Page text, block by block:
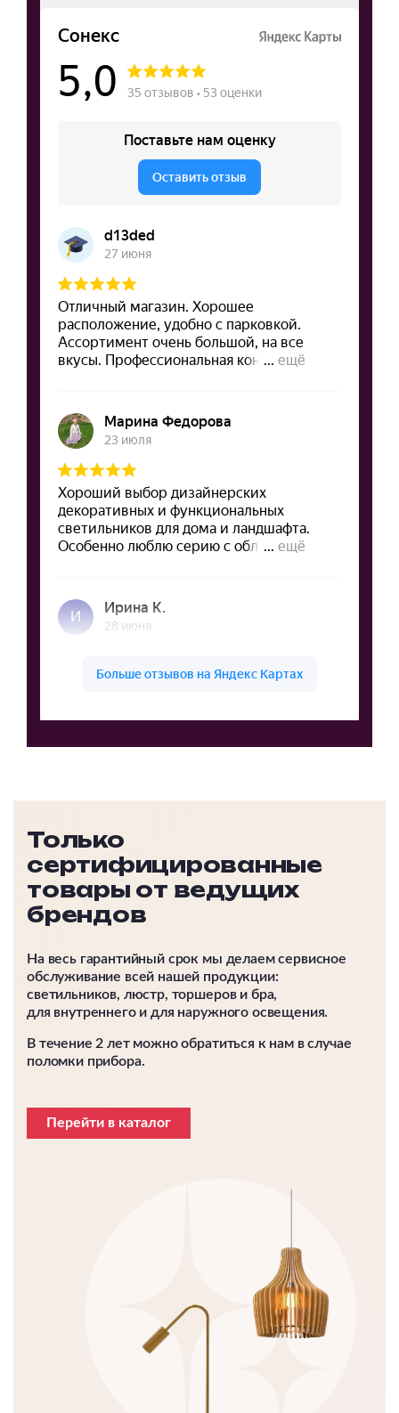
Только
сертифицированные
товары от ведущих
брендов
На весь гарантийный срок мы делаем сервисное
обслуживание всей нашей продукции:
светильников, люстр, торшеров и бра,
для внутреннего и для наружного освещения.
В течение 2 лет можно обратиться к нам в случае
поломки прибора.
Перейти в каталог